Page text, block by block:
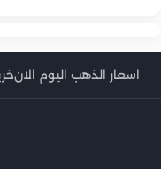
اسعار الذهب اليوم الان